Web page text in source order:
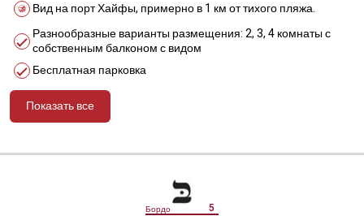
Вид на порт Хайфы, примерно в 1 км от тихого пляжа.
Разнообразные варианты размещения: 2, 3, 4 комнаты с
собственным балконом с видом
Бесплатная парковка
Показать все
Бордо 5